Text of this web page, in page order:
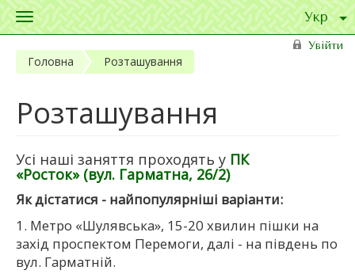
Toggle
Увійти
Головна Розташування
Розташування
Усі наші заняття проходять у ПК
«Росток» (вул. Гарматна, 26/2)
Як дістатися - найпопулярніші варіанти:
1. Метро «Шулявська», 15-20 хвилин пішки на
захід проспектом Перемоги, далі - на південь по
вул. Гарматній.